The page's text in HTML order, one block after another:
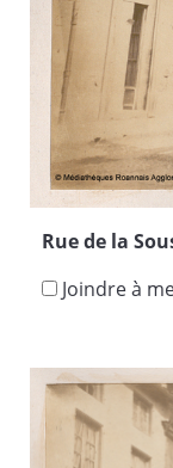
Rue de la
Joindre à